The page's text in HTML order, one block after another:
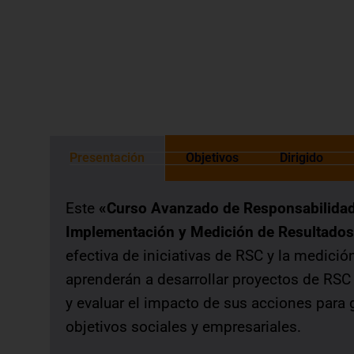
Presentación Objetivos Dirigido
Este «Curso Avanzado de
Implementación y Medición de
efectiva de iniciativas de RSC y la
aprenderán a desarrollar proyectos de
y evaluar el impacto de sus acciones
objetivos sociales y empresariales.